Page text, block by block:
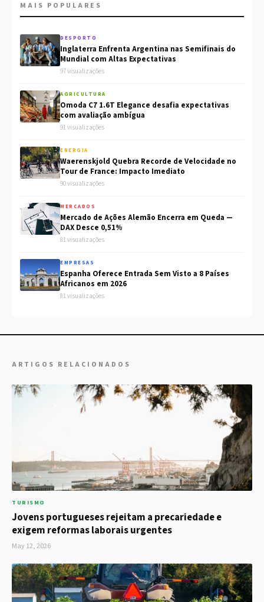
MAIS POPULARES
DESPORTO
Inglaterra Enfrenta Argentina nas Semifinais do
Mundial com Altas Expectativas
97 visualizações
AGRICULTURA
Omoda C7 1.6T Elegance desafia expectativas
com avaliação ambígua
91 visualizações
ENERGIA
Waerenskjold Quebra Recorde de Velocidade no
Tour de France: Impacto Imediato
90 visualizações
MERCADOS
Mercado de Ações Alemão Encerra em Queda —
DAX Desce 0,51%
81 visualizações
EMPRESAS
Espanha Oferece Entrada Sem Visto a 8 Países
Africanos em 2026
81 visualizações
ARTIGOS RELACIONADOS
TURISMO
Jovens portugueses rejeitam a precariedade e
exigem reformas laborais urgentes
May 12, 2026